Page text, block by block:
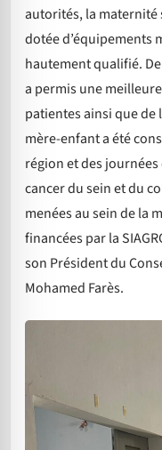
autorités, la maternité
dotée d’équipements
hautement qualifié.
a permis une
patientes ainsi que
mère-enfant a été
région et des
cancer du sein et du
menées au sein de la
financées par la
son Président du
Mohamed Farès.